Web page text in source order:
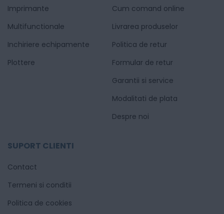
Imprimante
Multifunctionale
Inchiriere echipamente
Plottere
Cum comand online
Livrarea produselor
Politica de retur
Formular de retur
Garantii si service
Modalitati de plata
Despre noi
SUPORT CLIENTI
Contact
Termeni si conditii
Politica de cookies